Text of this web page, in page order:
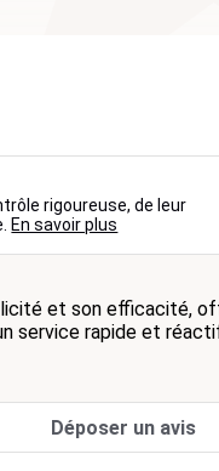
rigoureuse, de leur
En savoir plus
et son efficacité,
service rapide et
Déposer un avis